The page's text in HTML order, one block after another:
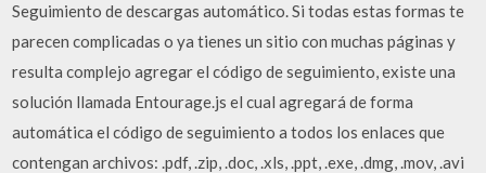
Seguimiento de descargas automático. Si todas estas formas te
parecen complicadas o ya tienes un sitio con muchas páginas y
resulta complejo agregar el código de seguimiento, existe una
solución llamada Entourage.js el cual agregará de forma
automática el código de seguimiento a todos los enlaces que
contengan archivos: .pdf, .zip, .doc, .xls, .ppt, .exe, .dmg, .mov, .avi